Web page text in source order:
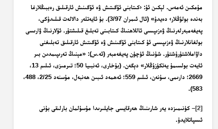
مۇمكىن ئەمەس. لېكىن ئۇ: ‹كىتابنى ئۆگىتىش ۋە ئۆگىنىش ئارقىلىق رەببىڭلارغا
بەندە بولۇڭلار› دەيدۇ» (ئال ئىمران 3/97). بۇ ئايەتلەر دالالەت قىلىدۇكى،
پەيغەمبەرلەرنىڭ ۋەزىپىسى ئاللاھنىڭ كىتابىنى تەبلىغ قىلىشتۇر. ئۇلارنىڭ ۋارىسى
بولغانلارنىڭ ۋەزىپىسى ئۇ كىتابنى ئۆگىنىش ۋە ئۆگىتىش ئارقىلىق تەبلىغنى
داۋاملاشتۇرۇشتۇر. شۇنىڭ ئۈچۈن پەيغەمبەر (ئە.س): «مېنىڭ تەرىپىمدىن بىر
ئايەت بولسىمۇ يەتكۈزۈڭلار» دېگەن. (بۇخارى، ئەنبىيا 50؛ تىرمىزى، ئىلىم 13،
2669؛ دارىمى، سۇنەن، ئىلىم 559؛ ئەھمەد ئىبىن ھەنبەل، مۇسنەد 2/25، 488،
583).
[2]– كۈنىمىزدە يەر شارىنىڭ ھەرقايسى جايلىرىدا مۇسۇلمان بارلىقى بۇنى
ئىسپاتلايدۇ.